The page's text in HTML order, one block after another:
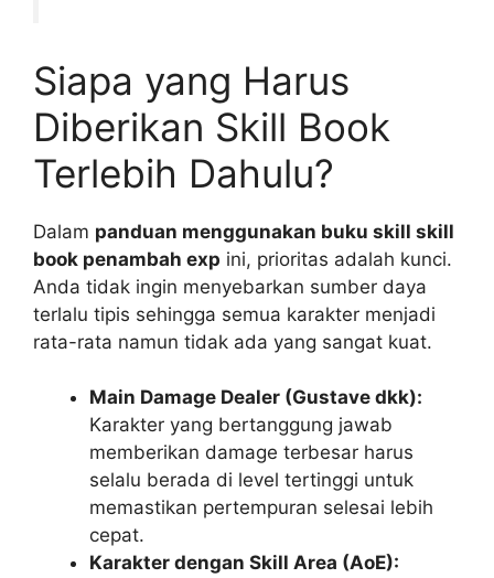
Siapa yang Harus
Diberikan Skill Book
Terlebih Dahulu?
Dalam panduan menggunakan buku skill skill
book penambah exp ini, prioritas adalah kunci.
Anda tidak ingin menyebarkan sumber daya
terlalu tipis sehingga semua karakter menjadi
rata-rata namun tidak ada yang sangat kuat.
Main Damage Dealer (Gustave dkk):
Karakter yang bertanggung jawab
memberikan damage terbesar harus
selalu berada di level tertinggi untuk
memastikan pertempuran selesai lebih
cepat.
Karakter dengan Skill Area (AoE):